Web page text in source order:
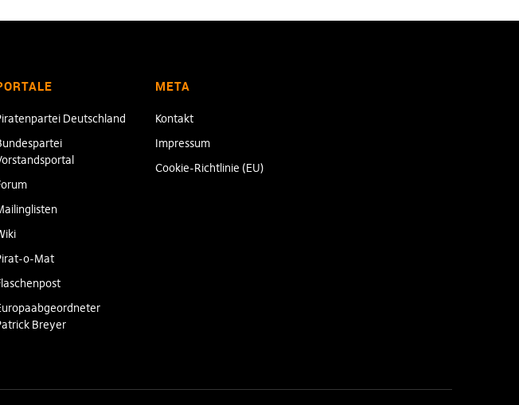
Deutschland
o-Mat
Breyer
META
Kontakt
Impressum
Cookie-Richtlinie (EU)